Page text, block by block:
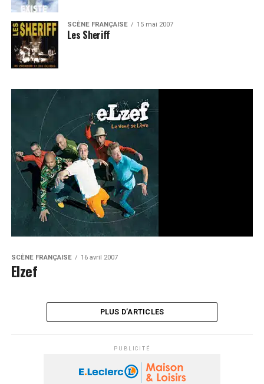
SCÈNE FRANÇAISE 15 mai 2007
Les Sheriff
SCÈNE FRANÇAISE 16 avril 2007
Elzef
PLUS D’ARTICLES
PUBLICITÉ